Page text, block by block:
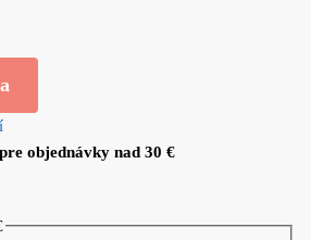
objednávky nad 30 €